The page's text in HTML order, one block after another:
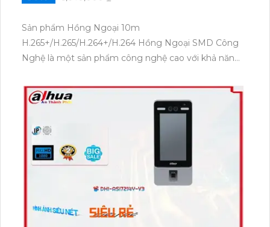
Sản phẩm Hồng Ngoại 10m
H.265+/H.265/H.264+/H.264 Hồng Ngoại SMD Công
Nghệ là một sản phẩm công nghệ cao với khả năng
H.265+/H.265/H.264+/H.264, sản phẩm đáp ứng tất cả
các yêu cầu về hiệu suất và lưu trữ. Thiết kế bền bỉ và
cửa thông minh DHI-ASI1212F một cách hoàn hảo,
tạo ra một hệ thống an ninh toàn diện cho ngôi nhà
hoặc văn phòng của bạn.